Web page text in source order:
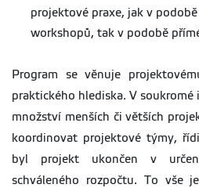
projektové praxe, jak v
workshopů, tak v podobě
Program se věnuje
praktického hlediska. V soukromé
množství menších či větších
koordinovat projektové týmy,
byl projekt ukončen v
schváleného rozpočtu. To vše